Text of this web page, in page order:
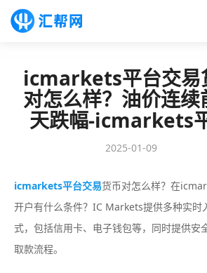
icmarkets平台交易
对怎么样？油价连续
天跌幅-icmarkets
2025-01-09
icmarkets平台交易货币对怎么样？在
开户有什么条件？IC Markets提供多种实时
式，包括信用卡、电子钱包等，同时提供安
取款流程。